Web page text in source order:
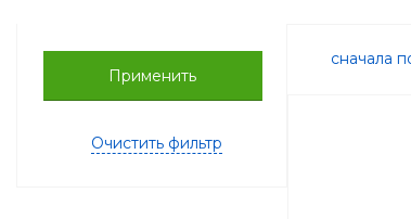
сначала
Применить
Очистить фильтр